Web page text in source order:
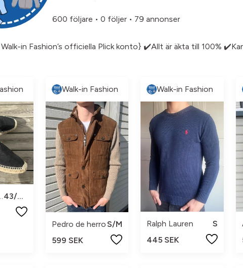
600 följare • 0 följer • 79 annonser
Walk-in Fashion’s officiella Plick konto} ✔️Allt är äkta till 100%
43/44
Walk-in Fashion
Pedro de herroS/M
599 SEK
Walk-in Fashion
Ralph Lauren
S
445 SEK